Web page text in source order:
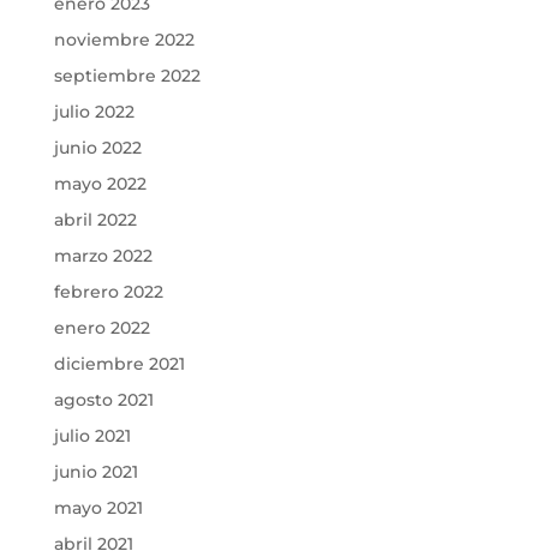
noviembre 2022
septiembre 2022
julio 2022
junio 2022
mayo 2022
abril 2022
marzo 2022
febrero 2022
enero 2022
diciembre 2021
agosto 2021
julio 2021
junio 2021
mayo 2021
abril 2021